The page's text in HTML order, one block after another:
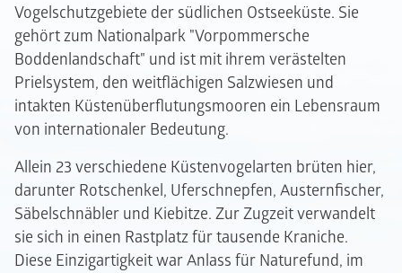
Vogelschutzgebiete der südlichen Ostseeküste. Sie
gehört zum Nationalpark "Vorpommersche
Boddenlandschaft" und ist mit ihrem verästelten
Prielsystem, den weitflächigen Salzwiesen und
intakten Küstenüberflutungsmooren ein Lebensraum
von internationaler Bedeutung.
Allein 23 verschiedene Küstenvogelarten brüten hier,
darunter Rotschenkel, Uferschnepfen, Austernfischer,
Säbelschnäbler und Kiebitze. Zur Zugzeit verwandelt
sie sich in einen Rastplatz für tausende Kraniche.
Diese Einzigartigkeit war Anlass für Naturefund, im